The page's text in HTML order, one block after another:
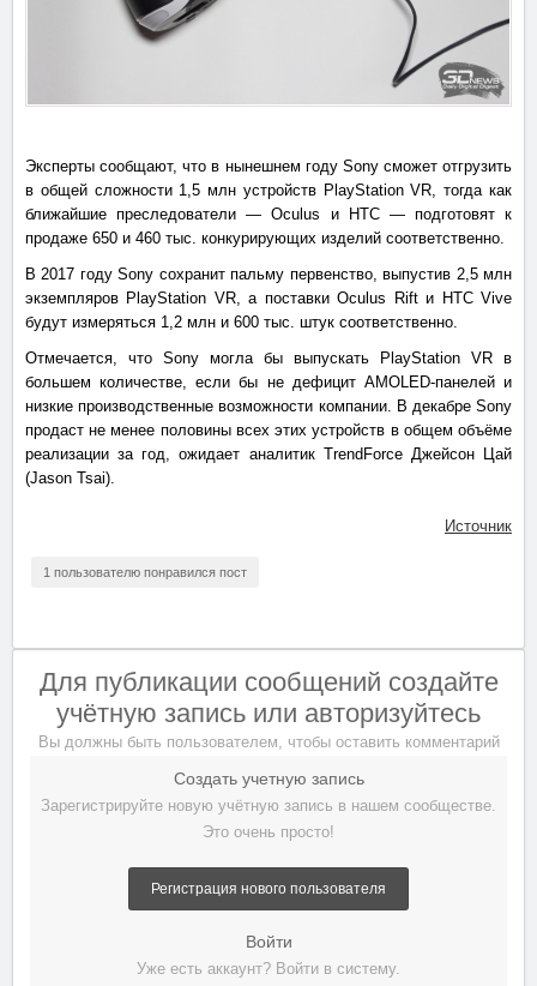
Эксперты сообщают, что в нынешнем году Sony сможет отгрузить
в общей сложности 1,5 млн устройств PlayStation VR, тогда как
ближайшие преследователи — Oculus и HTC — подготовят к
продаже 650 и 460 тыс. конкурирующих изделий соответственно.
В 2017 году Sony сохранит пальму первенство, выпустив 2,5 млн
экземпляров PlayStation VR, а поставки Oculus Rift и HTC Vive
будут измеряться 1,2 млн и 600 тыс. штук соответственно.
Отмечается, что Sony могла бы выпускать PlayStation VR в
большем количестве, если бы не дефицит AMOLED-панелей и
низкие производственные возможности компании. В декабре Sony
продаст не менее половины всех этих устройств в общем объёме
реализации за год, ожидает аналитик TrendForce Джейсон Цай
(Jason Tsai).
Источник
1 пользователю понравился пост
Для публикации сообщений создайте
учётную запись или авторизуйтесь
Вы должны быть пользователем, чтобы оставить комментарий
Создать учетную запись
Зарегистрируйте новую учётную запись в нашем сообществе.
Это очень просто!
Регистрация нового пользователя
Войти
Уже есть аккаунт? Войти в систему.